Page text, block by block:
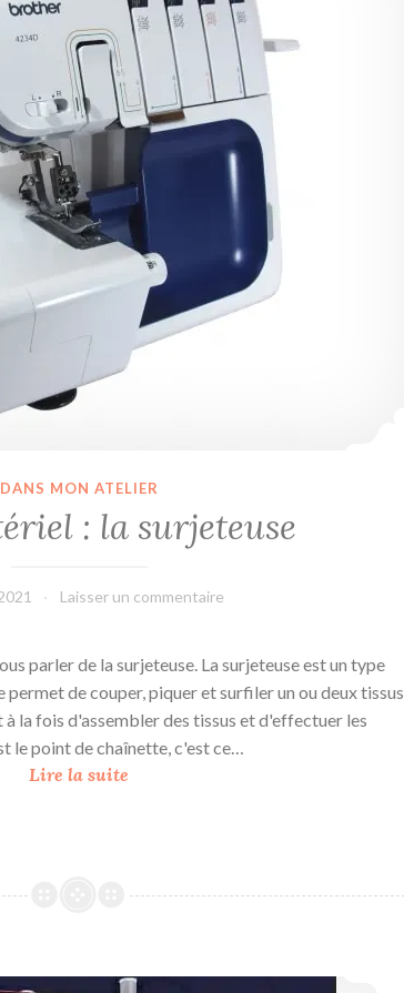
DANS MON ATELIER
: la surjeteuse
L'Effet
Laisser un commentaire
parler de la surjeteuse. La surjeteuse est un type
de couper, piquer et surfiler un ou deux tissus
à la fois d'assembler des tissus et d'effectuer les
le point de chaînette, c'est ce…
Lire la suite
Mon matériel : la machine à coudre